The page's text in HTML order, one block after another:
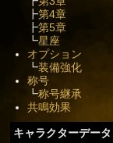
┣第4章
┣第5章
┗星座
オプション
┗装備強化
称号
┗称号継承
共鳴効果
キャラクターデータ